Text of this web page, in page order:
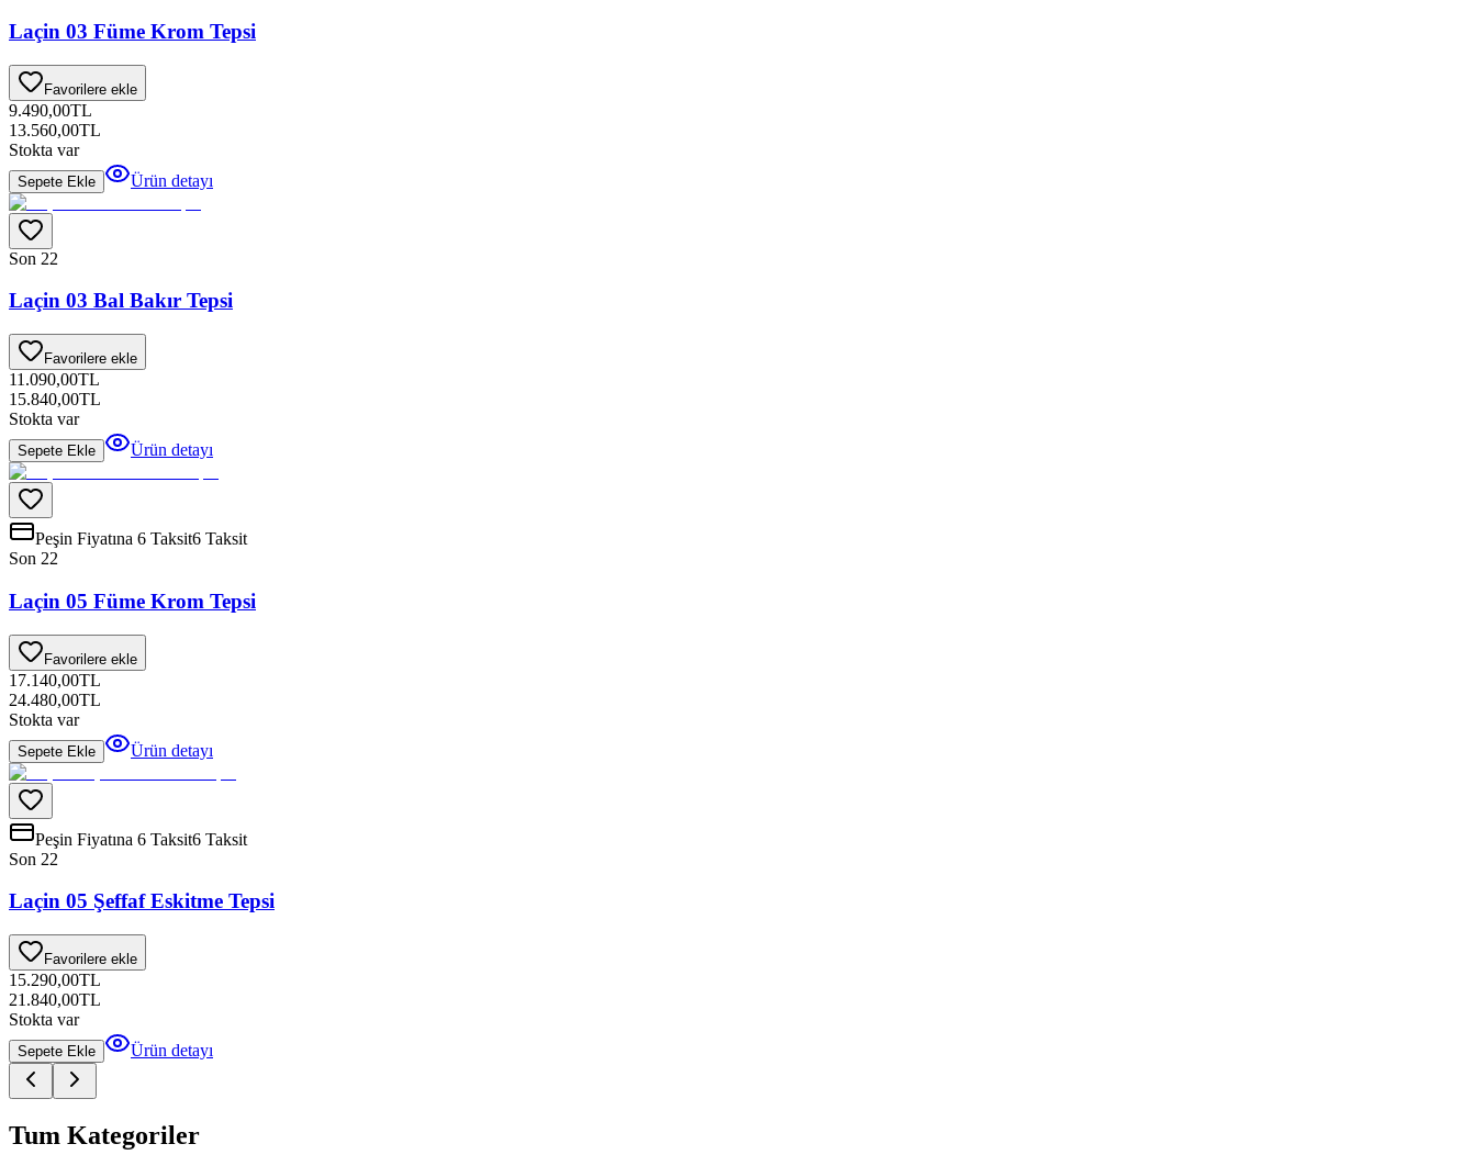
Laçin 03 Füme Krom Tepsi
Favorilere ekle
9.490,00TL
13.560,00TL
Stokta var
Sepete Ekle Ürün detayı
Son 22
Laçin 03 Bal Bakır Tepsi
Favorilere ekle
11.090,00TL
15.840,00TL
Stokta var
Sepete Ekle Ürün detayı
Peşin Fiyatına 6 Taksit6 Taksit
Son 22
Laçin 05 Füme Krom Tepsi
Favorilere ekle
17.140,00TL
24.480,00TL
Stokta var
Sepete Ekle Ürün detayı
Peşin Fiyatına 6 Taksit6 Taksit
Son 22
Laçin 05 Şeffaf Eskitme Tepsi
Favorilere ekle
15.290,00TL
21.840,00TL
Stokta var
Sepete Ekle Ürün detayı
Tum Kategoriler